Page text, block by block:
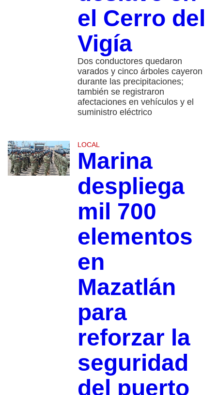
el Cerro del
Vigía
Dos conductores quedaron
varados y cinco árboles cayeron
durante las precipitaciones;
también se registraron
afectaciones en vehículos y el
suministro eléctrico
LOCAL
Marina
despliega
mil 700
elementos
en
Mazatlán
para
reforzar la
seguridad
del puerto